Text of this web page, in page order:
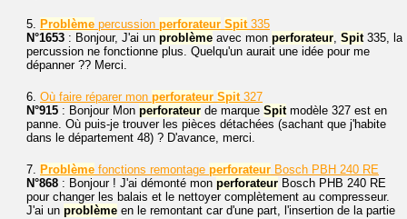
5. Problème percussion perforateur Spit335
N°1653 : Bonjour, J'ai un problème avec mon perforateur, Spit335, la
percussion ne fonctionne plus. Quelqu'un aurait une idée pour me
dépanner ?? Merci.
6. Où faire réparer mon perforateur Spit327
N°915 : Bonjour Mon perforateur de marque Spitmodèle 327 est en
panne. Où puis-je trouver les pièces détachées (sachant que j'habite
dans le département 48) ? D'avance, merci.
7. Problème fonctions remontage perforateur Bosch PBH 240 RE
N°868 : Bonjour ! J'ai démonté mon perforateur Bosch PHB 240 RE
pour changer les balais et le nettoyer complètement au compresseur.
J'ai un problème en le remontant car d'une part, l'insertion de la partie